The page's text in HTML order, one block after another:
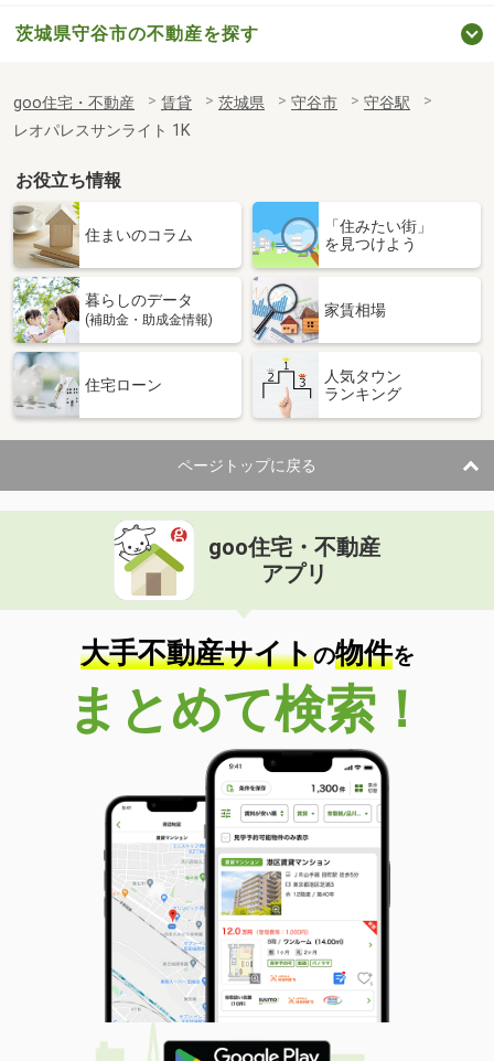
茨城県守谷市の不動産を探す
goo住宅・不動産 賃貸 茨城県 守谷市
守谷駅
レオパレスサンライト 1K
お役立ち情報
住まいのコラム
「住みたい街」
を見つけよう
暮らしのデータ
(補助金・助成金情報)
家賃相場
住宅ローン
人気タウン
ランキング
ページトップに戻る
goo住宅・不動産
アプリ
大手不動産サイトの物件を
まとめて検索！